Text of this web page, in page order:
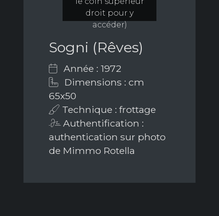
droit pour y
accéder)
Sogni (Rêves)
Année : 1972
Dimensions : cm
65x50
Technique : frottage
Authentification :
authentication sur photo
de Mimmo Rotella